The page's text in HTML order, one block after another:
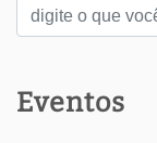
Eventos